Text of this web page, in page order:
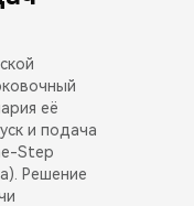
её
и подача
Step
Решение